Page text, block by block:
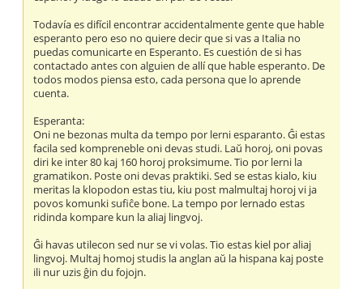
Todavía es difícil encontrar accidentalmente gente que hable
esperanto pero eso no quiere decir que si vas a Italia no
puedas comunicarte en Esperanto. Es cuestión de si has
contactado antes con alguien de allí que hable esperanto. De
todos modos piensa esto, cada persona que lo aprende
cuenta.
Esperanta:
Oni ne bezonas multa da tempo por lerni esparanto. Ĝi estas
facila sed kompreneble oni devas studi. Laŭ horoj, oni povas
diri ke inter 80 kaj 160 horoj proksimume. Tio por lerni la
gramatikon. Poste oni devas praktiki. Sed se estas kialo, kiu
meritas la klopodon estas tiu, kiu post malmultaj horoj vi ja
povos komunki sufiĉe bone. La tempo por lernado estas
ridinda kompare kun la aliaj lingvoj.
Ĝi havas utilecon sed nur se vi volas. Tio estas kiel por aliaj
lingvoj. Multaj homoj studis la anglan aŭ la hispana kaj poste
ili nur uzis ĝin du fojojn.